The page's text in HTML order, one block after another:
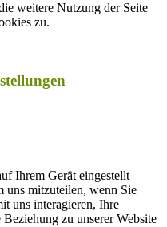
weitere Nutzung der Seite
zu.
Ihrem Gerät eingestellt
uns mitzuteilen, wenn Sie
uns interagieren, Ihre
zu unserer Website